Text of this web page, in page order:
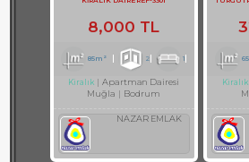
8,000 TL
85m² 2 1
Kiralık
Apartman Dairesi
Muğla
Bodrum
NAZAR EMLAK
Kiralık